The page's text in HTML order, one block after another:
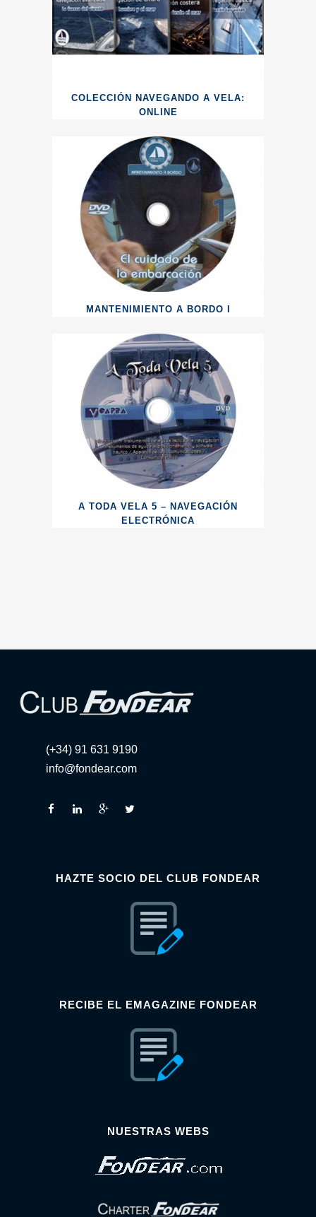
COLECCIÓN NAVEGANDO A VELA:
ONLINE
MANTENIMIENTO A BORDO I
A TODA VELA 5 – NAVEGACIÓN
ELECTRÓNICA
(+34) 91 631 9190
info@fondear.com
HAZTE SOCIO DEL CLUB FONDEAR
RECIBE EL EMAGAZINE FONDEAR
NUESTRAS WEBS